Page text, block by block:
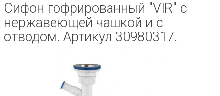
Cифон гофрированный "VIR" с
нержавеющей чашкой и с
отводом. Артикул 30980317.